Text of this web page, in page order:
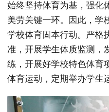
始终坚持体育为基，强化
美劳关键一环。因此，学
学校体育固本行动。严格
准，开展学生体质监测，
练，开展好学校特色体育
体育运动，定期举办学生